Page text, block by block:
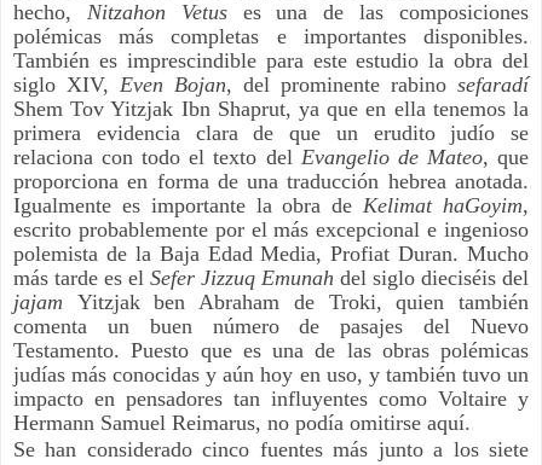
hecho, Nitzahon Vetuses una de las composiciones
polémicas más completas e importantes disponibles.
También es imprescindible para este estudio la obra del
siglo XIV, Even Bojan, del prominente rabino sefaradí
Shem Tov Yitzjak Ibn Shaprut, ya que en ella tenemos la
primera evidencia clara de que un erudito judío se
relaciona con todo el texto del Evangelio de Mateo, que
proporciona en forma de una traducción hebrea anotada.
Igualmente es importante la obra de Kelimat haGoyim,
escrito probablemente por el más excepcional e ingenioso
polemista de la Baja Edad Media, Profiat Duran. Mucho
más tarde es el Sefer Jizzuq Emunah del siglo dieciséis del
jajam Yitzjak ben Abraham de Troki, quien también
comenta un buen número de pasajes del Nuevo
Testamento. Puesto que es una de las obras polémicas
judías más conocidas y aún hoy en uso, y también tuvo un
impacto en pensadores tan influyentes como Voltaire y
Hermann Samuel Reimarus, no podía omitirse aquí.
Se han considerado cinco fuentes más junto a los siete